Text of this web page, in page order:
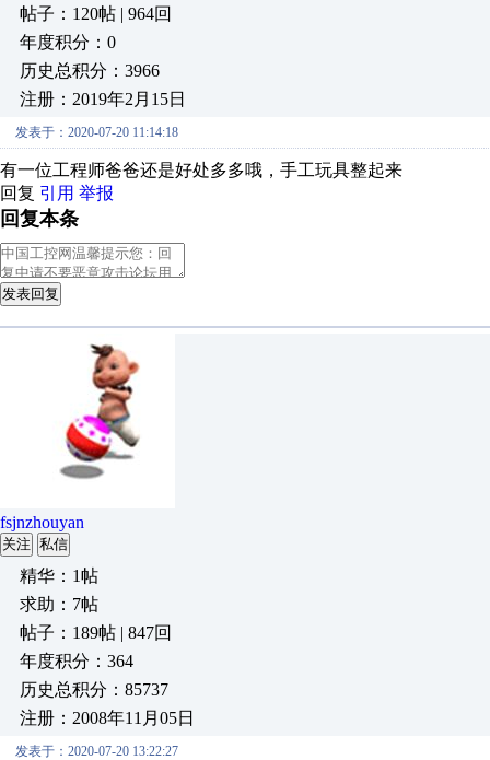
帖子：120帖 | 964回
年度积分：0
历史总积分：3966
注册：2019年2月15日
发表于：2020-07-20 11:14:18
有一位工程师爸爸还是好处多多哦，手工玩具整起来
回复 引用 举报
回复本条
发表回复
fsjnzhouyan
关注 私信
精华：1帖
求助：7帖
帖子：189帖 | 847回
年度积分：364
历史总积分：85737
注册：2008年11月05日
发表于：2020-07-20 13:22:27